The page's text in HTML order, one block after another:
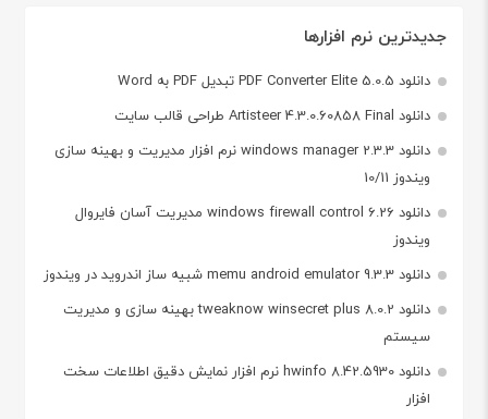
جدیدترین نرم افزارها
دانلود PDF Converter Elite 5.0.5 تبدیل PDF به Word
دانلود Artisteer 4.3.0.60858 Final طراحی قالب سایت
دانلود windows manager 2.3.3 نرم افزار مدیریت و بهینه سازی
ویندوز 10/11
دانلود windows firewall control 6.26 مدیریت آسان فایروال
ویندوز
دانلود memu android emulator 9.3.3 شبیه ساز اندروید در ویندوز
دانلود tweaknow winsecret plus 8.0.2 بهینه سازی و مدیریت
سیستم
دانلود hwinfo 8.42.5930 نرم افزار نمایش دقیق اطلاعات سخت
افزار